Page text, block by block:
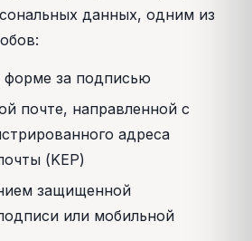
данных, одним из
форме за подписью
почте, направленной с
адреса
(KEP)
защищенной
или мобильной